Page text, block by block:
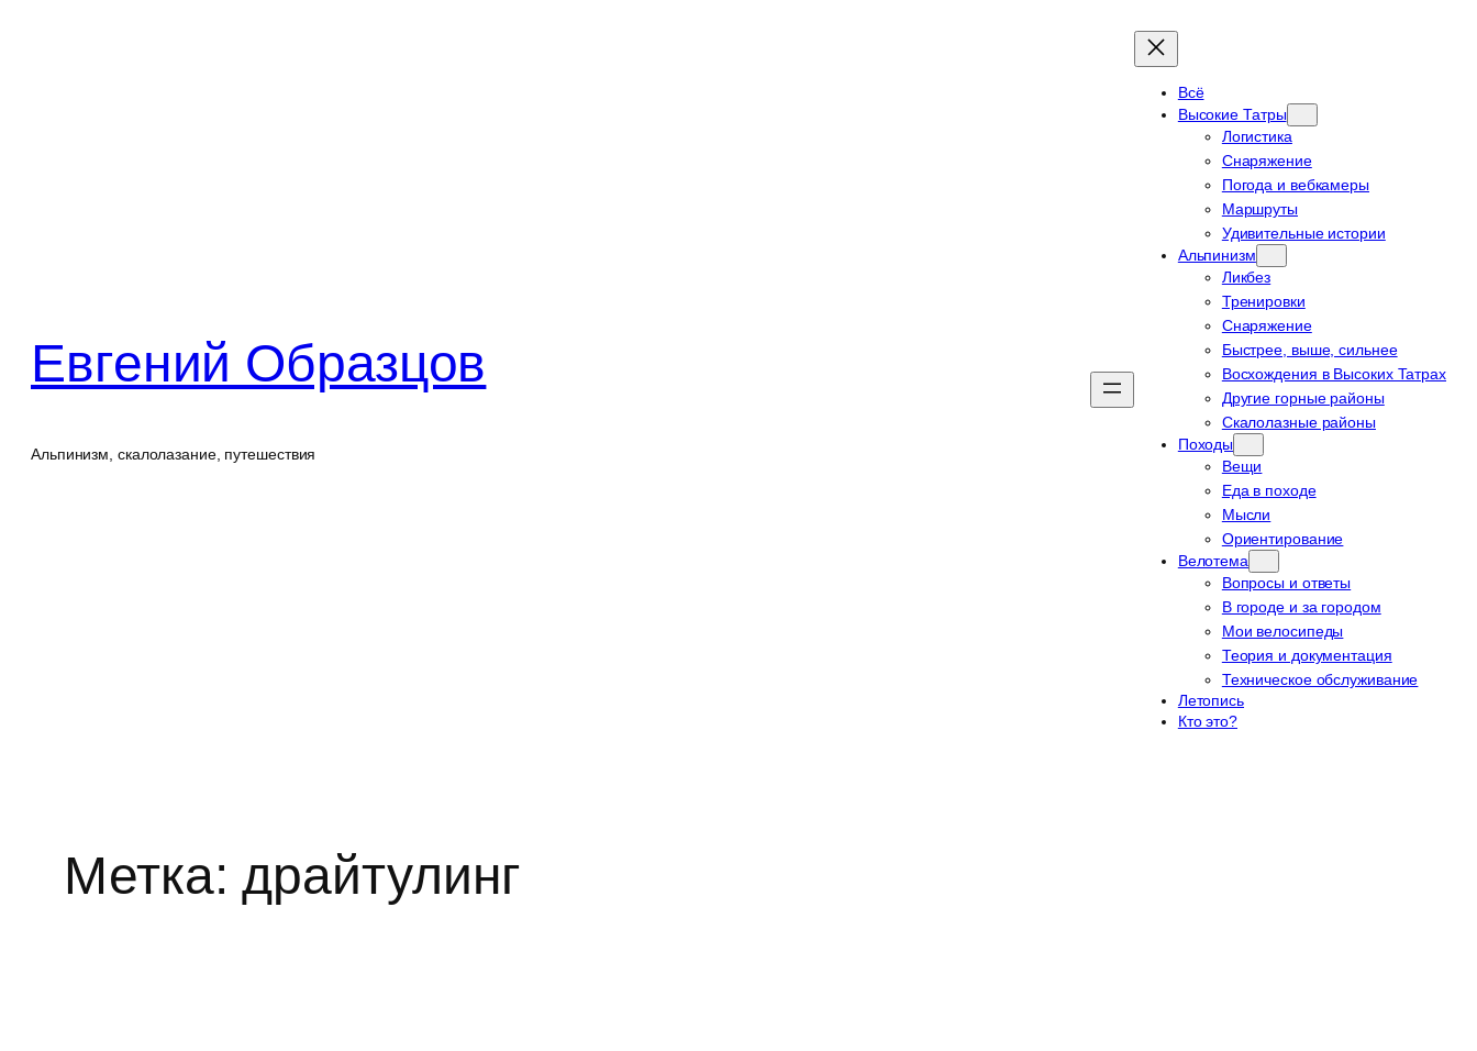
Евгений Образцов
Альпинизм, скалолазание, путешествия
Всё
Высокие Татры
Логистика
Снаряжение
Погода и вебкамеры
Маршруты
Удивительные истории
Альпинизм
Ликбез
Тренировки
Снаряжение
Быстрее, выше, сильнее
Восхождения в Высоких Татрах
Другие горные районы
Скалолазные районы
Походы
Вещи
Еда в походе
Мысли
Ориентирование
Велотема
Вопросы и ответы
В городе и за городом
Мои велосипеды
Теория и документация
Техническое обслуживание
Летопись
Кто это?
Метка:драйтулинг